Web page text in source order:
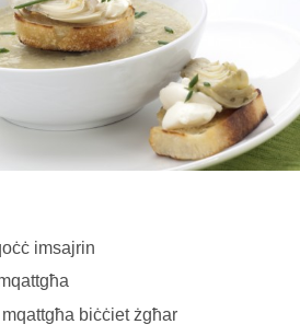
imsajrin
biċċiet żgħar